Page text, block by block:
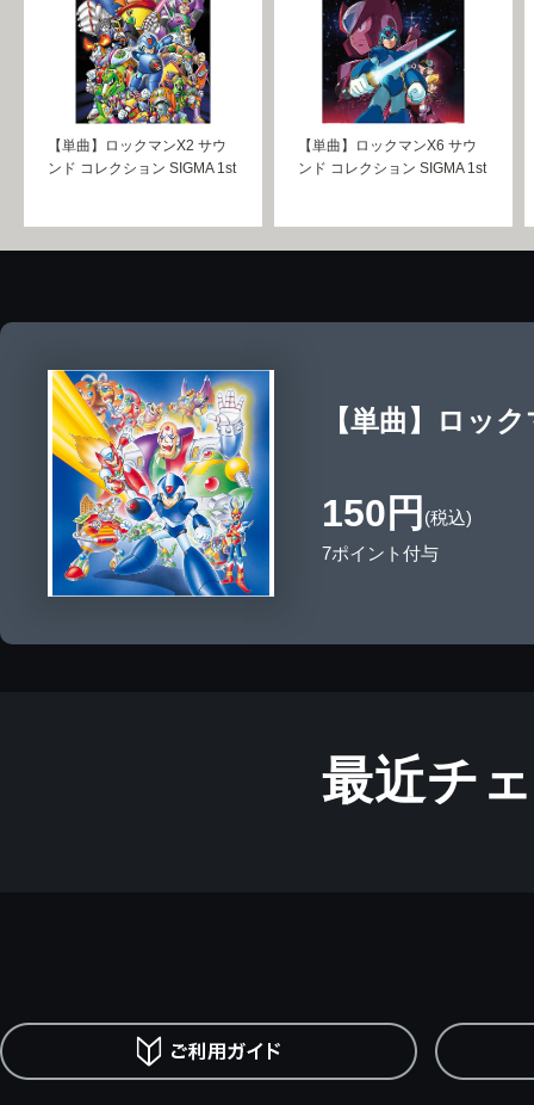
【単曲】ロックマンX2 サウ
ンド コレクション SIGMA 1st
【単曲】ロックマンX6 サウ
ンド コレクション SIGMA 1st
【単曲】ロッ
150円 (税込)
7ポイント付与
最近チ